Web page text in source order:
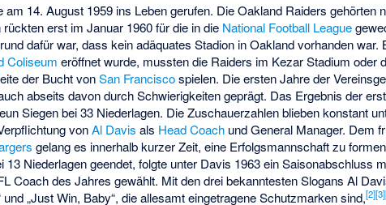
am 14. August 1959 ins Leben gerufen. Die Oakland Raiders gehörten
erst im Januar 1960 für die in die National Football League
dafür war, dass kein adäquates Stadion in Oakland vorhanden war.
Coliseum eröffnet wurde, mussten die Raiders im Kezar Stadium oder
der Bucht vonSan Franciscospielen. Die ersten Jahre der
abseits davon durch Schwierigkeiten geprägt. Das Ergebnis der
Siegen bei 33 Niederlagen. Die Zuschauerzahlen blieben konstant
vonAl Davis als Head Coach und General Manager. Dem
gelang es innerhalb kurzer Zeit, eine Erfolgsmannschaft zu
Niederlagen geendet, folgte unter Davis 1963 ein Saisonabschluss
Coach des Jahres gewählt. Mit den drei bekanntesten Slogans Al
„Just Win, Baby“, die allesamt eingetragene Schutzmarken sind,[2][3]